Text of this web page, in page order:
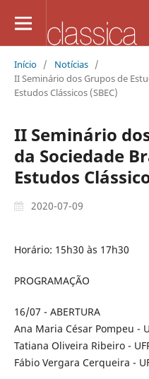
Início / Notícias /
II Seminário dos Grupos de
Estudos Clássicos (SBEC)
II Seminário
da Sociedade
Estudos
2020-07-09
Horário: 15h30 às 17h30
PROGRAMAÇÃO
16/07 - ABERTURA
Ana Maria César Pompeu -
Tatiana Oliveira Ribeiro -
Fábio Vergara Cerqueira -